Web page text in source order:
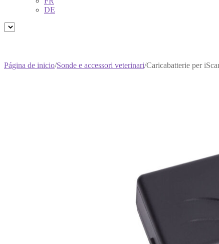
DE
Página de inicio/Sonde e accessori veterinari/Caricabatterie per